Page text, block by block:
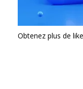
Obtenez plus de